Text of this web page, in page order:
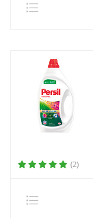
(2)